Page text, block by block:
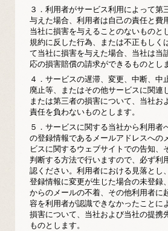
３． 利用者がサービス利用によって第
与えた場合、利用者は自己の責任と費
当社に損害を与えることのないものと
規約に反した行為、または不正もしく
て当社に損害を与えた場合、当社は当
応の損害賠償の請求ができるものとし
４． サービスの遅滞、変更、中断、中
廃止等、またはその他サービスに関連
または第三者の損害について、当社お
責任を負わないものとします。
５． サービスに関する当社から利用者
の登録情報であるメールアドレスへの
ビスに関するウェブサイトでの告知、
判断する方法で行いますので、必ず利
認ください。利用者における見落とし
登録情報に変更が生じた場合の未登録
からのメールの不着、その他利用者に
容を利用者が認識できなかったことに
損害について、当社および当社の提携
ものとします。